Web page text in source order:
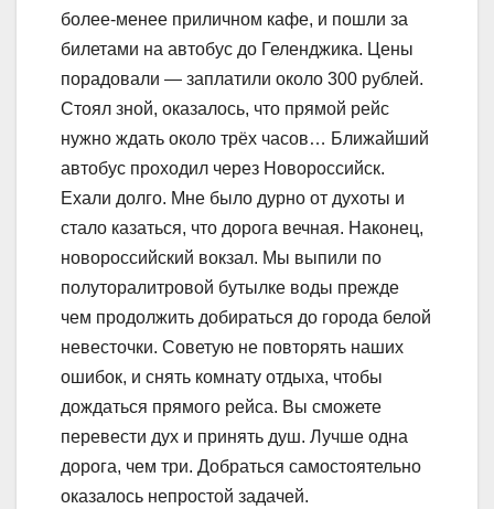
более-менее приличном кафе, и пошли за
билетами на автобус до Геленджика. Цены
порадовали — заплатили около 300 рублей.
Стоял зной, оказалось, что прямой рейс
нужно ждать около трёх часов… Ближайший
автобус проходил через Новороссийск.
Ехали долго. Мне было дурно от духоты и
стало казаться, что дорога вечная. Наконец,
новороссийский вокзал. Мы выпили по
полуторалитровой бутылке воды прежде
чем продолжить добираться до города белой
невесточки. Советую не повторять наших
ошибок, и снять комнату отдыха, чтобы
дождаться прямого рейса. Вы сможете
перевести дух и принять душ. Лучше одна
дорога, чем три. Добраться самостоятельно
оказалось непростой задачей.